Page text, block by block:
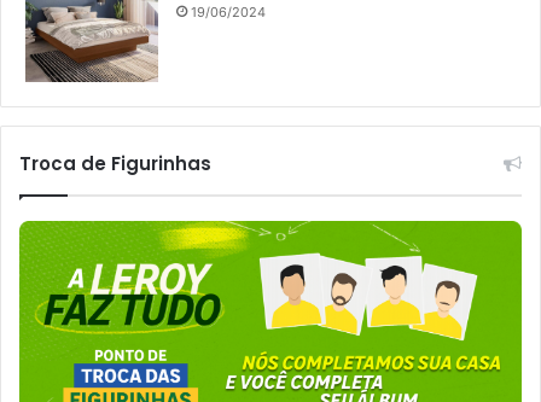
19/06/2024
Troca de Figurinhas